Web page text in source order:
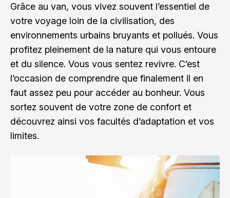
Grâce au van, vous vivez souvent l’essentiel de
votre voyage loin de la civilisation, des
environnements urbains bruyants et pollués. Vous
profitez pleinement de la nature qui vous entoure
et du silence. Vous vous sentez revivre. C’est
l’occasion de comprendre que finalement il en
faut assez peu pour accéder au bonheur. Vous
sortez souvent de votre zone de confort et
découvrez ainsi vos facultés d’adaptation et vos
limites.